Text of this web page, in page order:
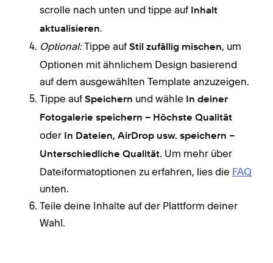
scrolle nach unten und tippe auf
Inhalt
aktualisieren.
Optional:Tippe auf Stil zufällig mischen, um
Optionen mit ähnlichem Design basierend
auf dem ausgewählten Template anzuzeigen.
Tippe auf Speichern und wähle
In deiner
Fotogalerie speichern – Höchste Qualität
oder
In Dateien, AirDrop usw. speichern –
Unterschiedliche Qualität. Um mehr über
Dateiformatoptionen zu erfahren, lies die FAQ
unten.
Teile deine Inhalte auf der Plattform deiner
Wahl.